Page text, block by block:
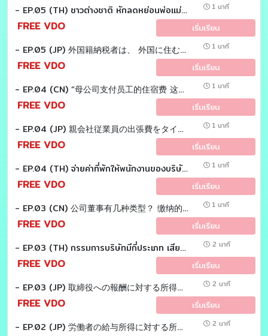
- EP.05 (TH) ชาวต่างชาติ หักลดหย่อนพ่อเเม่ได้หรือไม่? Tax EZ sensei 1 นาที
FREE VDO เริ่มเรียน
- EP.05 (JP) 外国籍納税者は、 外国に住む両親を扶養控除の対象にできる？ Tax EZ sensei 1 นาที
FREE VDO เริ่มเรียน
- EP.04 (CN) “母公司支付员工的住宿费 这是否属于禁止费用吗？” Tax EZ laoshi 1 นาที
FREE VDO เริ่มเรียน
- EP.04 (JP) 親会社従業員の出張費をタイ子会社が負担した場合の税務取扱いとは？ Tax EZ sensei 1 นาที
FREE VDO เริ่มเรียน
- EP.04 (TH) จ่ายค่าที่พักให้พนักงานของบริษัทเเม่ เป็นค่าใช้จ่ายต้องห้ามหรือไม่ Tax EZ sensei 1 นาที
FREE VDO เริ่มเรียน
- EP.03 (CN) 公司董事有几种类型？ 缴纳的税款是否不同？ Tax EZ laoshi 1 นาที
FREE VDO เริ่มเรียน
- EP.03 (TH) กรรมการบริษัทมีกี่ประเภท เสียภาษีแตกต่างกันหรือไม่ Tax EZ Sensei 2 นาที
FREE VDO เริ่มเรียน
- EP.03 (JP) 取締役への報酬に対する所得税についてお答えします。Tax EZ sensei 2 นาที
FREE VDO เริ่มเรียน
- EP.02 (JP) 労働者の給与所得に対する所得税についてお答えします。 Tax EZ sensei 2 นาที